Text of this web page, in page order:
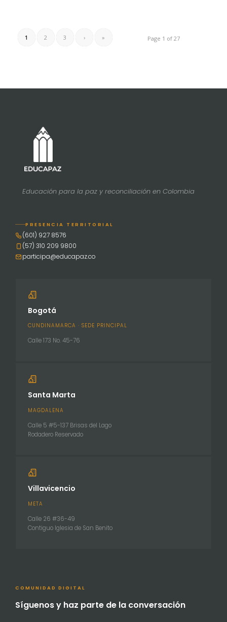
Page 1 of 27
1 2 3 › »
Educación para la paz y reconciliación en Colombia
PRESENCIA TERRITORIAL
(601) 927 8576
(57) 310 209 9800
participa@educapaz.co
Bogotá
CUNDINAMARCA · SEDE PRINCIPAL
Calle 173 No. 45-76
Santa Marta
MAGDALENA
Calle 5 #5-137 Brisas del Lago
Rodadero Reservado
Villavicencio
META
Calle 26 #36-49
Contiguo Iglesia de San Benito
COMUNIDAD DIGITAL
Síguenos y haz parte de la conversación